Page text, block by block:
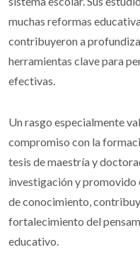
muchas reformas
contribuyeron a
herramientas clave para
efectivas.
Un rasgo especialmente
compromiso con la
tesis de maestría y
investigación y
de conocimiento,
fortalecimiento del
educativo.